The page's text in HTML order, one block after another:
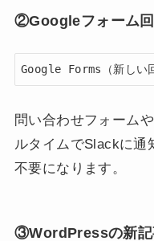
②Googleフォーム
Google Forms（新しい
問い合わせフォーム
ルタイムでSlackに通
不要になります。
③WordPressの新記